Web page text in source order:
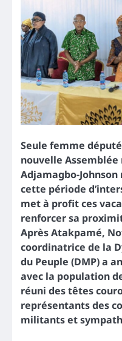
Seule femme
nouvelle
Adjamagbo-
cette période
met à profit ces
renforcer sa
Après Atakpamé,
coordinatrice de la
du Peuple (DMP) a
avec la population
réuni des têtes
représentants des
militants et